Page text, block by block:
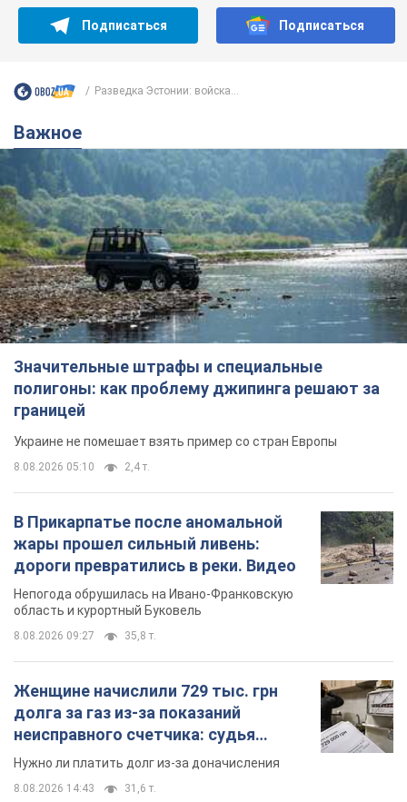
Подписаться Подписаться
Разведка Эстонии: войска...
Важное
Значительные штрафы и специальные
полигоны: как проблему джипинга решают за
границей
Украине не помешает взять пример со стран Европы
8.08.2026 05:10 2,4 т.
В Прикарпатье после аномальной
жары прошел сильный ливень:
дороги превратились в реки. Видео
Непогода обрушилась на Ивано-Франковскую
область и курортный Буковель
8.08.2026 09:27 35,8 т.
Женщине начислили 729 тыс. грн
долга за газ из-за показаний
неисправного счетчика: судья
вынес неожиданное решение
Нужно ли платить долг из-за доначисления
8.08.2026 14:43 31,6 т.